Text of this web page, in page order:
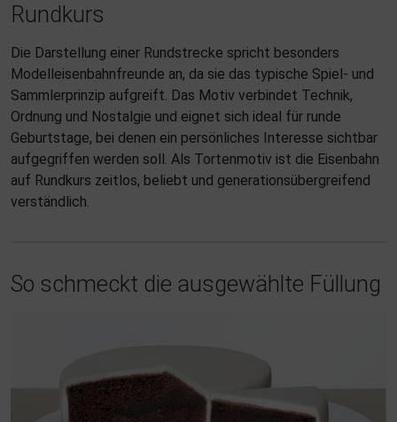
Rundkurs
Die Darstellung einer Rundstrecke spricht besonders
Modelleisenbahnfreunde an, da sie das typische Spiel- und
Sammlerprinzip aufgreift. Das Motiv verbindet Technik,
Ordnung und Nostalgie und eignet sich ideal für runde
Geburtstage, bei denen ein persönliches Interesse sichtbar
aufgegriffen werden soll. Als Tortenmotiv ist die Eisenbahn
auf Rundkurs zeitlos, beliebt und generationsübergreifend
verständlich.
So schmeckt die ausgewählte Füllung